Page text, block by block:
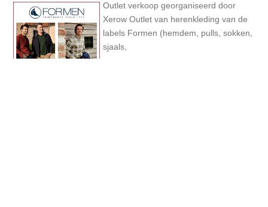
Outlet verkoop georganiseerd door
Xerow Outlet van herenkleding van de
labels Formen (hemdem, pulls, sokken,
sjaals,